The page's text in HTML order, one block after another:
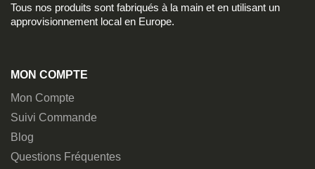
Tous nos produits sont fabriqués à la main et en utilisant un
approvisionnement local en Europe.
MON COMPTE
Mon Compte
Suivi Commande
Blog
Questions Fréquentes